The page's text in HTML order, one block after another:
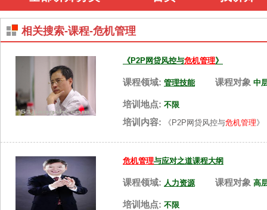
相关搜索-课程-危机管理
《P2P网贷风控与危机管理》
课程领域: 管理技能 课程对象 中
培训地点: 不限
培训内容: 《P2P网贷风控与危机管理》
危机管理与应对之道课程大纲
课程领域: 人力资源 课程对象 高
培训地点: 不限